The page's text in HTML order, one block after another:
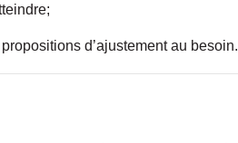
d’ajustement au besoin.